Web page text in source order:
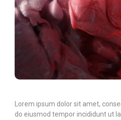
Lorem ipsum dolor sit amet,
do eiusmod tempor incididunt ut